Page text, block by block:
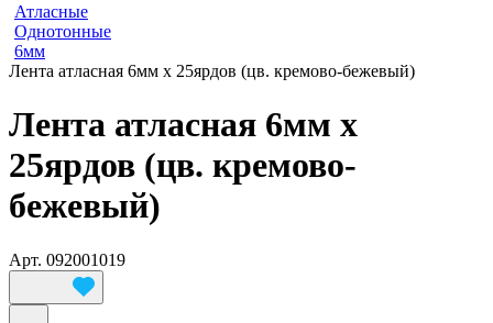
Атласные
Однотонные
6мм
Лента атласная 6мм х 25ярдов (цв. кремово-бежевый)
Лента атласная 6мм х
25ярдов (цв. кремово-
бежевый)
Арт. 092001019